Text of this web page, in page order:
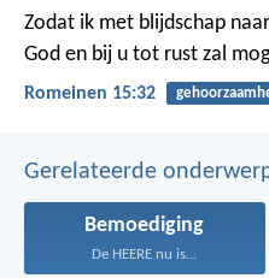
Zodat ik met blijdschap
God en bij u tot rust zal
Romeinen 15:32
Gerelateerde
Bemoediging
De HEERE nu is...